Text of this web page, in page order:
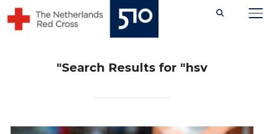
Skip
to
TOGGLE SIDEBAR & NAVIGATION
Search Results for "hsv"